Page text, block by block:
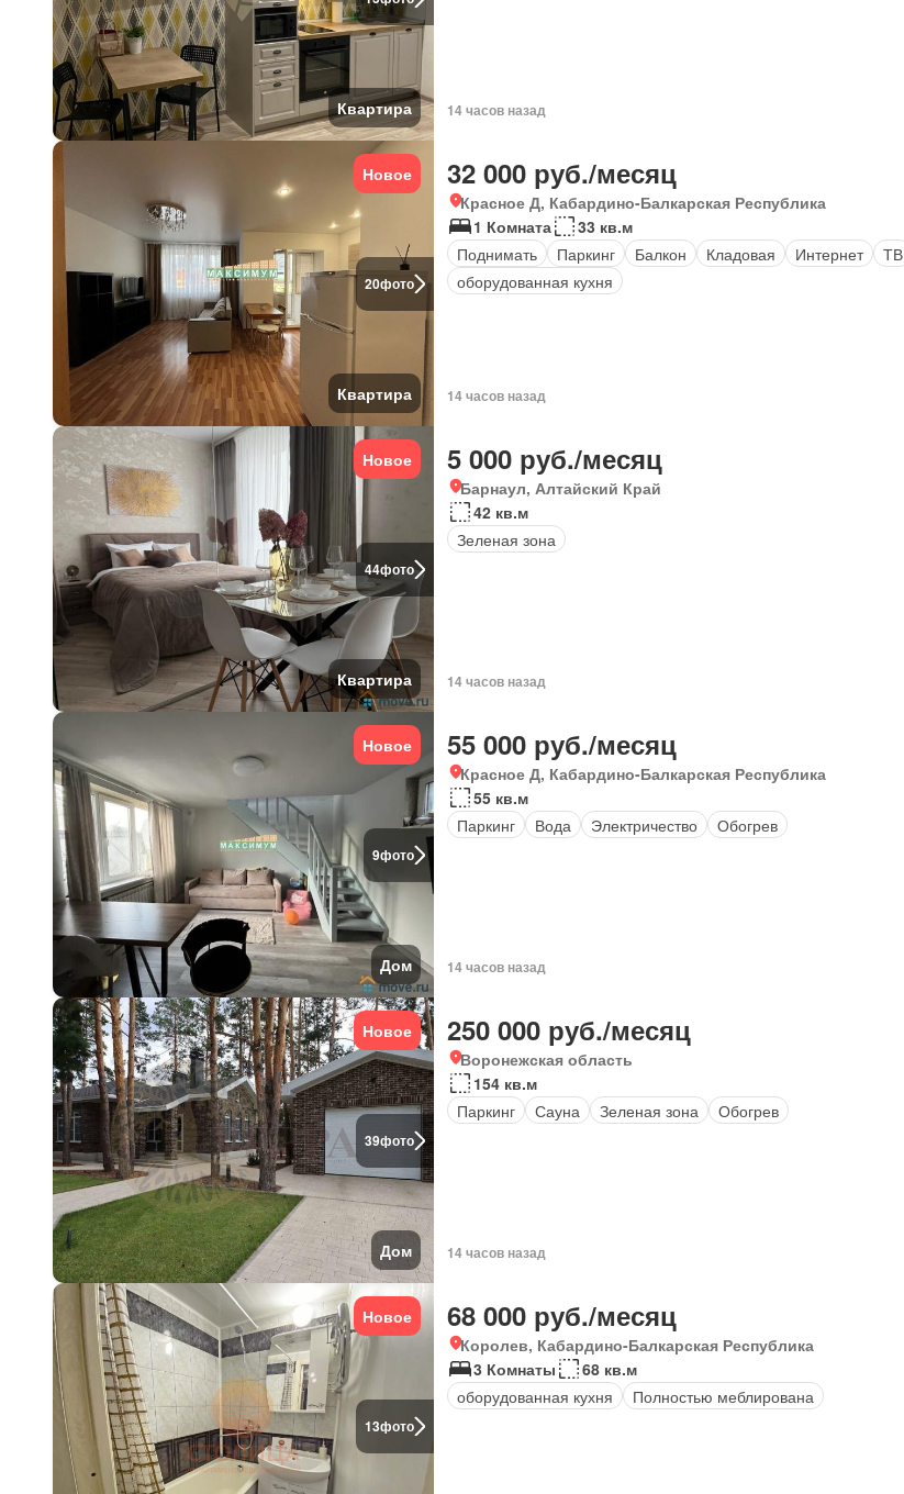
Квартира 14 часов назад
20фото
Новое
Квартира
32 000 руб./месяц
Красное Д, Кабардино-Балкарская Республика
1 Комната
33 кв.м
Поднимать
Паркинг Балкон Кладовая Интернет
ТВ
оборудованная кухня
14 часов назад
44фото
Новое
Квартира
5 000 руб./месяц
Барнаул, Алтайский Край
42 кв.м
Зеленая зона
14 часов назад
9фото
Новое
Дом
55 000 руб./месяц
Красное Д, Кабардино-Балкарская Республика
55 кв.м
Паркинг
Вода Электричество Обогрев
14 часов назад
39фото
Новое
Дом
250 000 руб./месяц
Воронежская область
154 кв.м
Паркинг
Сауна Зеленая зона Обогрев
14 часов назад
13фото
Новое 68 000 руб./месяц
Королев, Кабардино-Балкарская Республика
3 Комнаты
68 кв.м
оборудованная кухня
Полностью меблирована